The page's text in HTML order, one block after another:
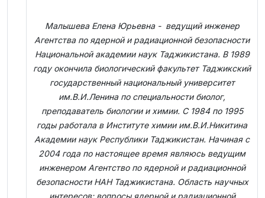
Малышева Елена Юрьевна - ведущий инженер
Агентства по ядерной и радиационной безопасности
Национальной академии наук Таджикистана. В 1989
году окончила биологический факультет Таджикский
государственный национальный университет
им.В.И.Ленина по специальности биолог,
преподаватель биологии и химии. С 1984 по 1995
годы работала в Институте химии им.В.И.Никитина
Академии наук Республики Таджикистан. Начиная с
2004 года по настоящее время являюсь ведущим
инженером Агентство по ядерной и радиационной
безопасности НАН Таджикистана. Область научных